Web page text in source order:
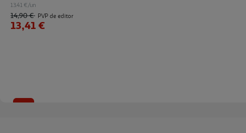
13.41 €/un
14,90 € PVP de editor
13,41 €